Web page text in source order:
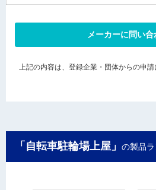
メーカーに問い合
上記の内容は、登録企業・団体からの申
「自転車駐輪場上屋」 の製品